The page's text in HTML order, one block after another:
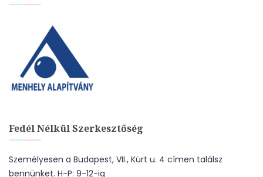
Fedél Nélkül Szerkesztőség
Személyesen a Budapest, VII., Kürt u. 4 címen találsz
bennünket. H-P: 9-12-ig